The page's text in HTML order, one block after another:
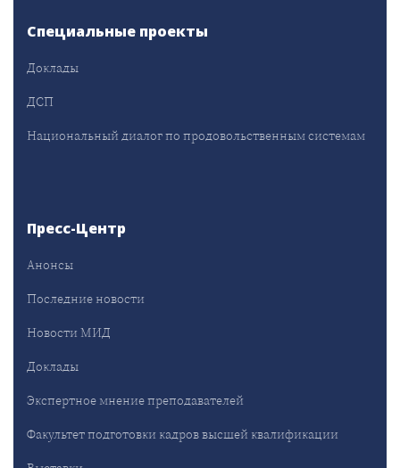
Специальные проекты
Доклады
ДСП
Национальный диалог по продовольственным системам
Пресс-Центр
Анонсы
Последние новости
Новости МИД
Доклады
Экспертное мнение преподавателей
Факультет подготовки кадров высшей квалификации